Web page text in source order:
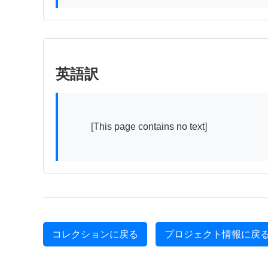
英語訳
コレクションに戻る プロジェクト情報に戻